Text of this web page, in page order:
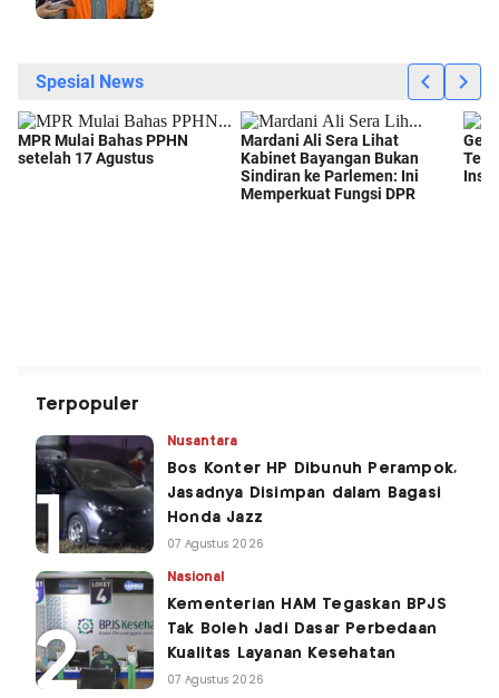
Terpopuler
Nusantara
Bos Konter HP Dibunuh Perampok,
Jasadnya Disimpan dalam Bagasi
Honda Jazz
07 Agustus 2026
Nasional
Kementerian HAM Tegaskan BPJS
Tak Boleh Jadi Dasar Perbedaan
Kualitas Layanan Kesehatan
07 Agustus 2026